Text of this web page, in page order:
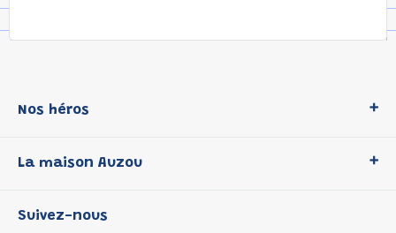
Nos héros
P'tit Loup
Les Influenceuses
La maison Auzou
Notre histoire
Suivez-nous